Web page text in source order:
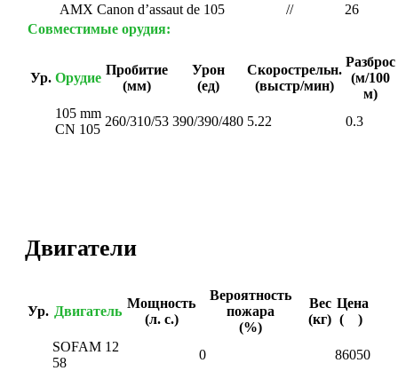
AMX Canon d’assaut de 105
//
26
Совместимые орудия:
Ур. Орудие
Пробитие
(мм)
Урон
(ед)
Скорострельн.
(выстр/мин)
Разброс
(м/100
м)
105 mm
CN 105
260/310/53 390/390/480 5.22 0.3
Двигатели
Ур. Двигатель
Мощность
(л. с.)
Вероятность
пожара
(%)
Вес
(кг)
Цена
(
)
SOFAM 12
58
0 86050